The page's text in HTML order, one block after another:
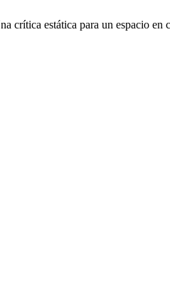
crítica estática para un espacio